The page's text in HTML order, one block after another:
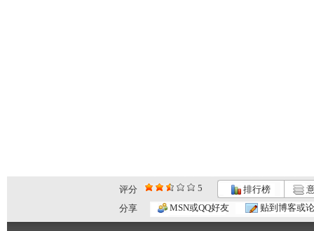
评分 5 排行榜
分享
MSN或QQ好友 贴到博客或